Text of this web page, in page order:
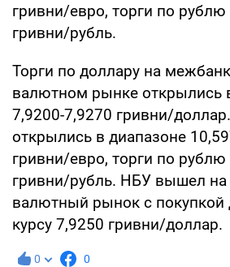
гривни/евро, торги по рублю
гривни/рубль.
Торги по доллару на
валютном рынке открылись
7,9200-7,9270 гривни/
открылись в диапазоне
гривни/евро, торги по рублю
гривни/рубль. НБУ вышел
валютный рынок с покупкой
курсу 7,9250 гривни/доллар.
0 0